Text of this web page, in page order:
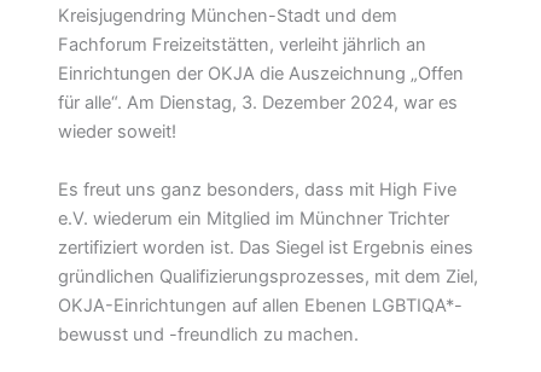
Kreisjugendring München-Stadt und dem
Fachforum Freizeitstätten, verleiht jährlich an
Einrichtungen der OKJA die Auszeichnung „Offen
für alle“. Am Dienstag, 3. Dezember 2024, war es
wieder soweit!
Es freut uns ganz besonders, dass mit High Five
e.V. wiederum ein Mitglied im Münchner Trichter
zertifiziert worden ist. Das Siegel ist Ergebnis eines
gründlichen Qualifizierungsprozesses, mit dem Ziel,
OKJA-Einrichtungen auf allen Ebenen LGBTIQA*-
bewusst und -freundlich zu machen.